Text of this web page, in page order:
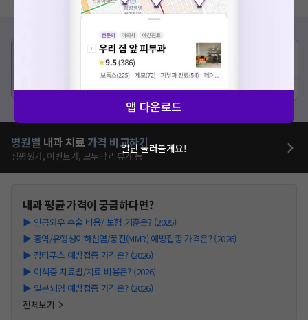
29만원 ~ 53만원 29만원 ~ 53만원
상세보기 예약하기
병원별 내과 치료가격 비교하기
심평원가, 이벤트가, 모두닥 리뷰가 등
내과평균 가격이 궁금하다면?
▶ 인공와우 수술 비용/ 보험 기준은? (2026)
▶ 홍역/유행성이하선염/풍진(MMR) 예방접종 가격은? (2026)
▶ 장티푸스 예방접종 가격은? (2026)
▶ 이석증 치료법/치료 비용은? (2026)
▶ 일본뇌염 예방접종 가격은? (2026)
전체보기
앱 다운로드
일단 둘러볼게요!